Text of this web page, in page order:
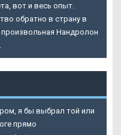
вот и весь опыт.
обратно в страну в
Нандролон
я бы выбрал той или
прямо